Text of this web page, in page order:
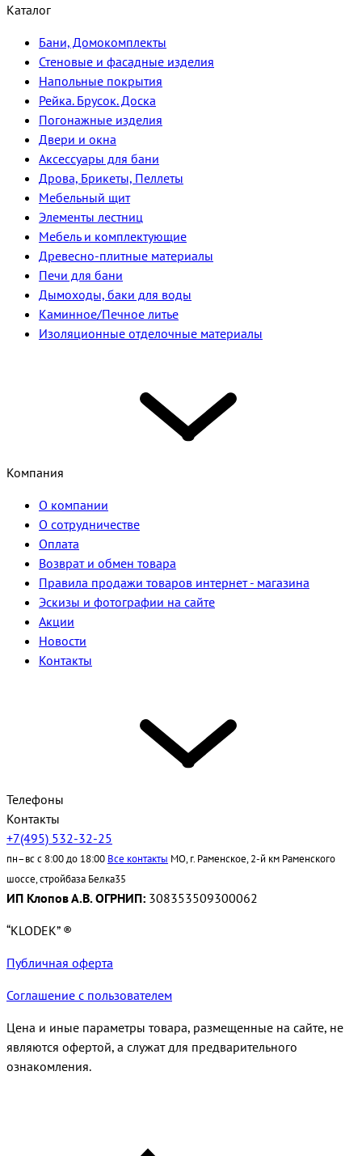
Каталог
Бани, Домокомплекты
Стеновые и фасадные изделия
Напольные покрытия
Рейка. Брусок. Доска
Погонажные изделия
Двери и окна
Аксессуары для бани
Дрова, Брикеты, Пеллеты
Мебельный щит
Элементы лестниц
Мебель и комплектующие
Древесно-плитные материалы
Печи для бани
Дымоходы, баки для воды
Каминное/Печное литье
Изоляционные отделочные материалы
Компания
О компании
О сотрудничестве
Оплата
Возврат и обмен товара
Правила продажи товаров интернет - магазина
Эскизы и фотографии на сайте
Акции
Новости
Контакты
Телефоны
Контакты
+7(495) 532-32-25
пн–вс с 8:00 до 18:00 Все контакты МО, г. Раменское, 2-й км Раменского
шоссе, стройбаза Белка35
ИП Клопов А.В. ОГРНИП: 308353509300062
“KLODEK” ®
Публичная оферта
Соглашение с пользователем
Цена и иные параметры товара, размещенные на сайте, не
являются офертой, а служат для предварительного
ознакомления.